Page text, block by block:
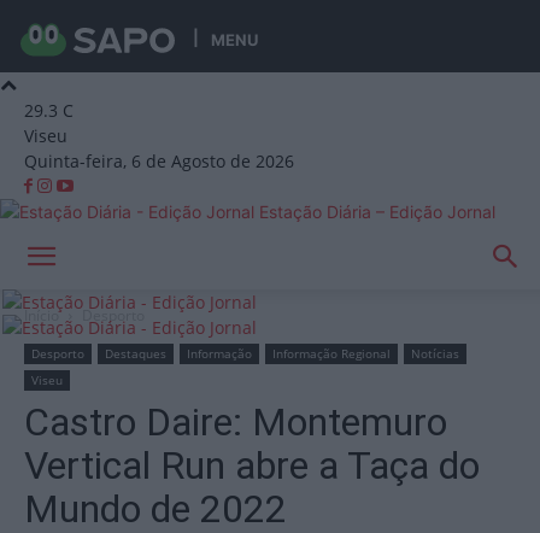
MENU
29.3 C
Viseu
Quinta-feira, 6 de Agosto de 2026
Estação Diária – Edição Jornal
Início Desporto
Desporto Destaques Informação Informação Regional
Notícias
Viseu
Castro Daire: Montemuro
Vertical Run abre a Taça do
Mundo de 2022